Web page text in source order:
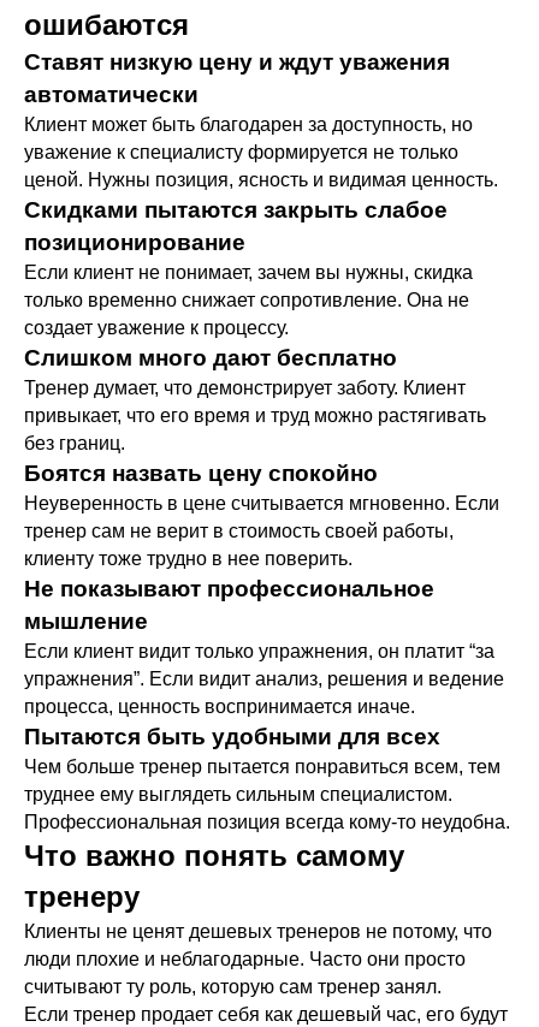
ошибаются
Ставят низкую цену и ждут уважения
автоматически
Клиент может быть благодарен за доступность, но
уважение к специалисту формируется не только
ценой. Нужны позиция, ясность и видимая ценность.
Скидками пытаются закрыть слабое
позиционирование
Если клиент не понимает, зачем вы нужны, скидка
только временно снижает сопротивление. Она не
создает уважение к процессу.
Слишком много дают бесплатно
Тренер думает, что демонстрирует заботу. Клиент
привыкает, что его время и труд можно растягивать
без границ.
Боятся назвать цену спокойно
Неуверенность в цене считывается мгновенно. Если
тренер сам не верит в стоимость своей работы,
клиенту тоже трудно в нее поверить.
Не показывают профессиональное
мышление
Если клиент видит только упражнения, он платит “за
упражнения”. Если видит анализ, решения и ведение
процесса, ценность воспринимается иначе.
Пытаются быть удобными для всех
Чем больше тренер пытается понравиться всем, тем
труднее ему выглядеть сильным специалистом.
Профессиональная позиция всегда кому-то неудобна.
Что важно понять самому
тренеру
Клиенты не ценят дешевых тренеров не потому, что
люди плохие и неблагодарные. Часто они просто
считывают ту роль, которую сам тренер занял.
Если тренер продает себя как дешевый час, его будут
Наши флагманские
Фундаментальное обучение
Диплом • 3,5 месяца